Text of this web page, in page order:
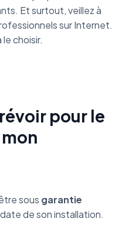
Et surtout, veillez à
sur Internet.
choisir.
pour le
sous garantie
de son installation.